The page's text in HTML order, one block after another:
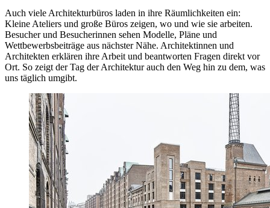
Auch viele Architekturbüros laden in ihre Räumlichkeiten ein:
Kleine Ateliers und große Büros zeigen, wo und wie sie arbeiten.
Besucher und Besucherinnen sehen Modelle, Pläne und
Wettbewerbsbeiträge aus nächster Nähe. Architektinnen und
Architekten erklären ihre Arbeit und beantworten Fragen direkt vor
Ort. So zeigt der Tag der Architektur auch den Weg hin zu dem, was
uns täglich umgibt.